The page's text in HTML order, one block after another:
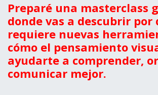
Preparé una masterclass
donde vas a descubrir por
requiere nuevas
cómo el pensamiento
ayudarte a comprender,
comunicar mejor.